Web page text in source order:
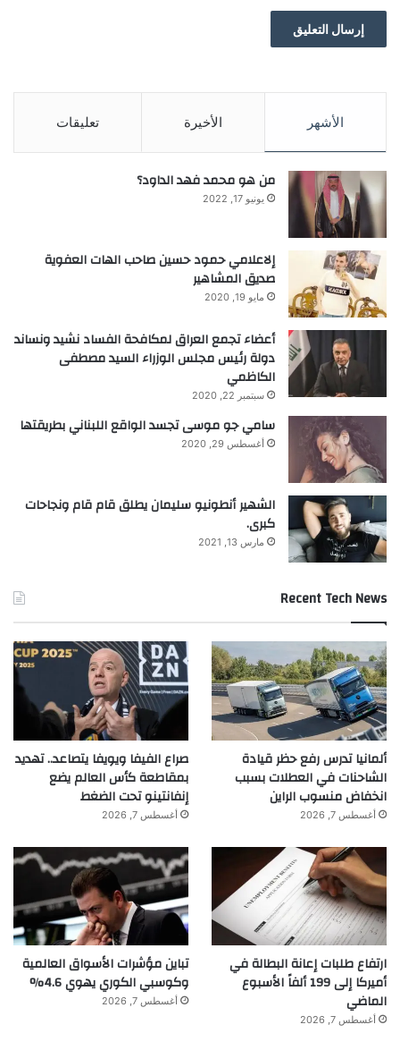
الأشهر الأخيرة تعليقات
من هو محمد فهد الداود؟
يونيو 17, 2022
إلاعلامي حمود حسين صاحب الهات العفوية
صديق المشاهير
مايو 19, 2020
أعضاء تجمع العراق لمكافحة الفساد نشيد ونساند
دولة رئيس مجلس الوزراء السيد مصطفى
الكاظمي
سبتمبر 22, 2020
سامي جو موسى تجسد الواقع اللبناني بطريقتها
أغسطس 29, 2020
الشهير أنطونيو سليمان يطلق قام قام ونجاحات
كبرى.
مارس 13, 2021
Recent Tech News
ألمانيا تدرس رفع حظر قيادة
الشاحنات في العطلات بسبب
انخفاض منسوب الراين
أغسطس 7, 2026
صراع الفيفا ويويفا يتصاعد.. تهديد
بمقاطعة كأس العالم يضع
إنفانتينو تحت الضغط
أغسطس 7, 2026
ارتفاع طلبات إعانة البطالة في
أميركا إلى 199 ألفاً الأسبوع
الماضي
أغسطس 7, 2026
تباين مؤشرات الأسواق العالمية
وكوسبي الكوري يهوي 4.6%
أغسطس 7, 2026